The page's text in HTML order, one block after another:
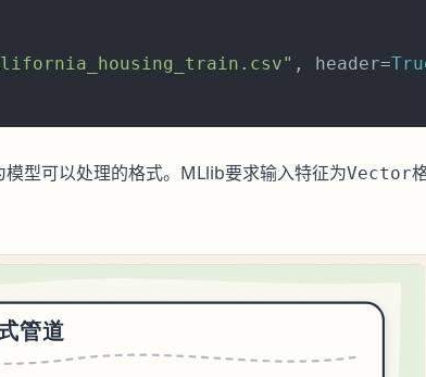
, header=
型可以处理的格式。MLlib要求输入特征为Vector